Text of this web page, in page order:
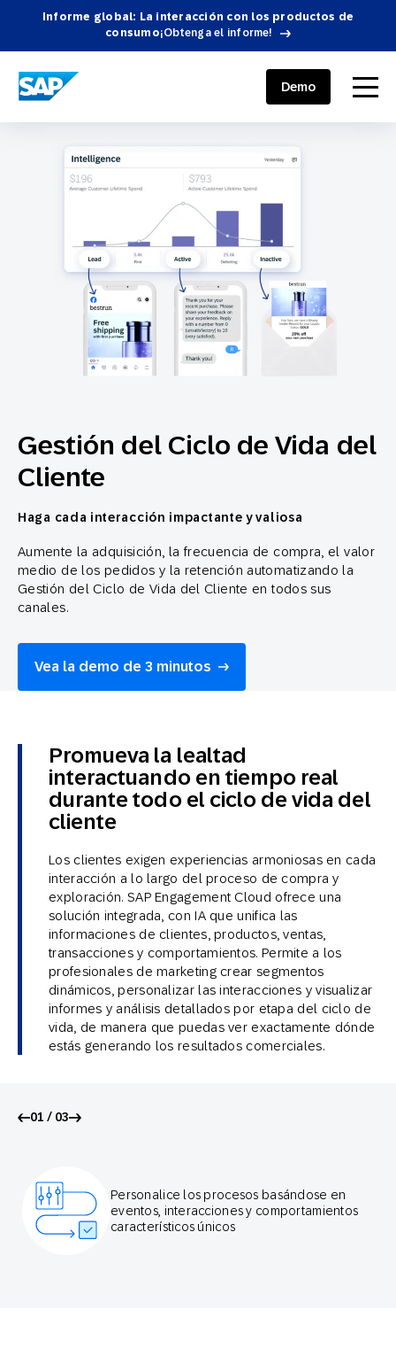
Informe global: La interacción con los productos de
consumo¡Obtenga el informe!
SAP ENGAGEMENT CLOUD menu
Demo
Gestión del Ciclo de Vida del
Cliente
Haga cada interacción impactante y valiosa
Aumente la adquisición, la frecuencia de compra, el valor
medio de los pedidos y la retención automatizando la
Gestión del Ciclo de Vida del Cliente en todos sus
canales.
Vea la demo de 3 minutos
Promueva la lealtad
interactuando en tiempo real
durante todo el ciclo de vida del
cliente
Los clientes exigen experiencias armoniosas en cada
interacción a lo largo del proceso de compra y
exploración. SAP Engagement Cloud ofrece una
solución integrada, con IA que unifica las
informaciones de clientes, productos, ventas,
transacciones y comportamientos. Permite a los
profesionales de marketing crear segmentos
dinámicos, personalizar las interacciones y visualizar
informes y análisis detallados por etapa del ciclo de
vida, de manera que puedas ver exactamente dónde
estás generando los resultados comerciales.
01 / 03
Personalice los procesos basándose en
eventos, interacciones y comportamientos
característicos únicos